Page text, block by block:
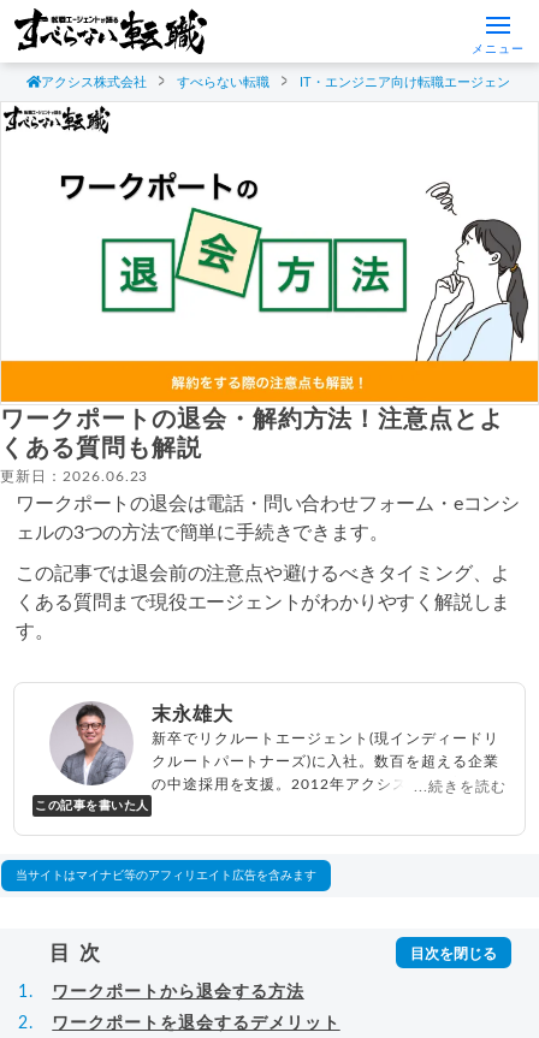
メニュー
アクシス株式会社 すべらない転職 IT・エンジニア向け転職エージェント
ワークポートの退会・解約方法！注意点とよ
くある質問も解説
更新日：2026.06.23
ワークポートの退会は電話・問い合わせフォーム・eコンシ
ェルの3つの方法で簡単に手続きできます。
この記事では退会前の注意点や避けるべきタイミング、よ
くある質問まで現役エージェントがわかりやすく解説しま
す。
この記事を書いた人
末永雄大
新卒でリクルートエージェント(現インディードリ
クルートパートナーズ)に入社。数百を超える企業
の中途採用を支援。2012年アクシス(株)設立、代
べらない転職エージェント
...続きを読む
当サイトはマイナビ等のアフィリエイト広告を含みます
目次
ワークポートから退会する方法
ワークポートを退会するデメリット